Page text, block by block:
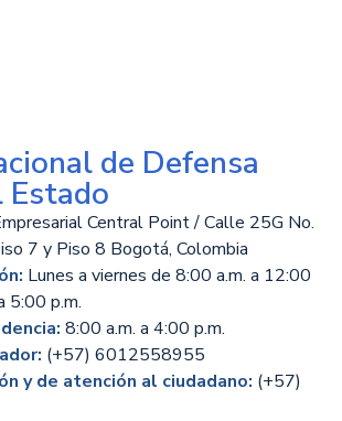
de Defensa
Estado
Central Point / Calle 25G No.
7 y Piso 8 Bogotá, Colombia
Lunes a viernes de 8:00 a.m. a 12:00
5:00 p.m.
8:00 a.m. a 4:00 p.m.
(+57) 6012558955
y de atención al ciudadano: (+57)